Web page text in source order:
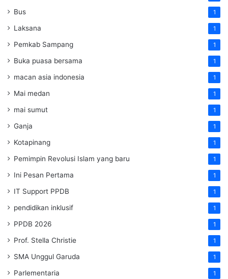
Bus 1
Laksana 1
Pemkab Sampang 1
Buka puasa bersama 1
macan asia indonesia 1
Mai medan 1
mai sumut 1
Ganja 1
Kotapinang 1
Pemimpin Revolusi Islam yang baru 1
Ini Pesan Pertama 1
IT Support PPDB 1
pendidikan inklusif 1
PPDB 2026 1
Prof. Stella Christie 1
SMA Unggul Garuda 1
Parlementaria 1